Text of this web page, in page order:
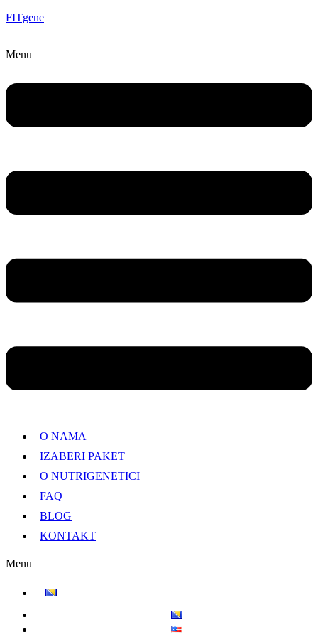
FITgene
Menu
O NAMA
IZABERI PAKET
O NUTRIGENETICI
FAQ
BLOG
KONTAKT
Menu